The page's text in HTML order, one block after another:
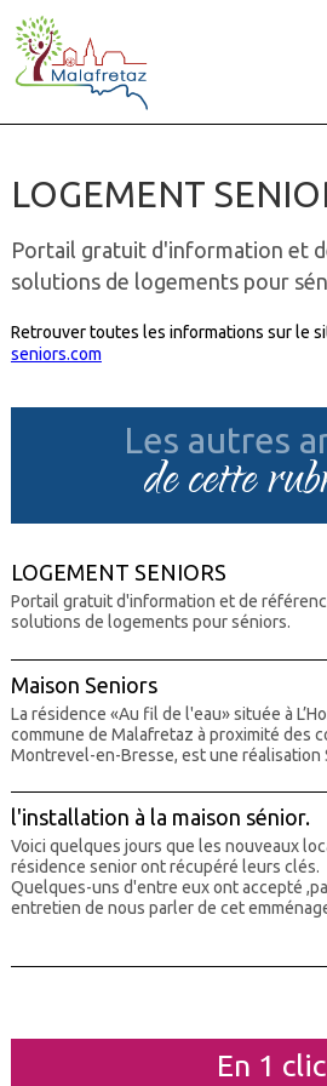
LOGEMENT
Portail gratuit d'information et
solutions de logements pour
Retrouver toutes les informations sur le
seniors.com
Les autres
de cette
LOGEMENT SENIORS
Portail gratuit d'information et de
solutions de logements pour séniors.
Maison Seniors
La résidence «Au fil de l'eau» située à
commune de Malafretaz à proximité des
Montrevel-en-Bresse, est une réalisation
l'installation à la maison sénior.
Voici quelques jours que les nouveaux
résidence senior ont récupéré leurs clés.
Quelques-uns d'entre eux ont accepté
entretien de nous parler de cet
En 1 clic